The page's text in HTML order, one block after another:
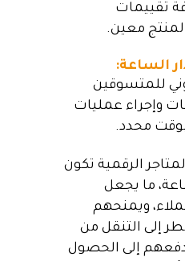
تقييمات
معين.
للمتسوقين
وإجراء عمليات
بوقت محدد.
الرقمية تكون
ما يجعل
ويمنحهم
إلى التنقل من
إلى الحصول